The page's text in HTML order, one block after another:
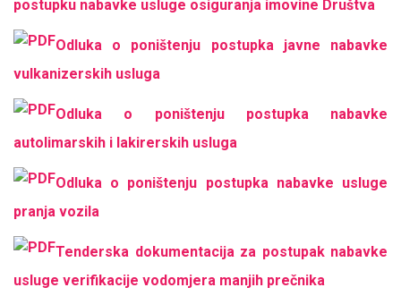
postupku nabavke usluge osiguranja imovine Društva
Odluka o poništenju postupka javne nabavke
vulkanizerskih usluga
Odluka o poništenju postupka nabavke
autolimarskih i lakirerskih usluga
Odluka o poništenju postupka nabavke usluge
pranja vozila
Tenderska dokumentacija za postupak nabavke
usluge verifikacije vodomjera manjih prečnika